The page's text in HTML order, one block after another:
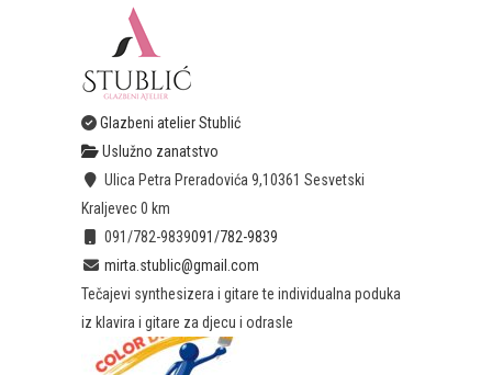
Glazbeni atelier Stublić
Uslužno zanatstvo
Ulica Petra Preradovića 9,10361 Sesvetski
Kraljevec0 km
091/782-9839091/782-9839
mirta.stublic@gmail.com
Tečajevi synthesizera i gitare te individualna poduka
iz klavira i gitare za djecu i odrasle